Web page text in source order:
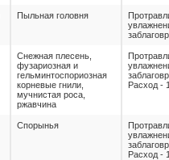
Пыльная головня
Снежная плесень,
фузариозная и
гельминтоспориозная
корневые гнили,
мучнистая роса,
ржавчина
Расход -
Спорынья
Расход -